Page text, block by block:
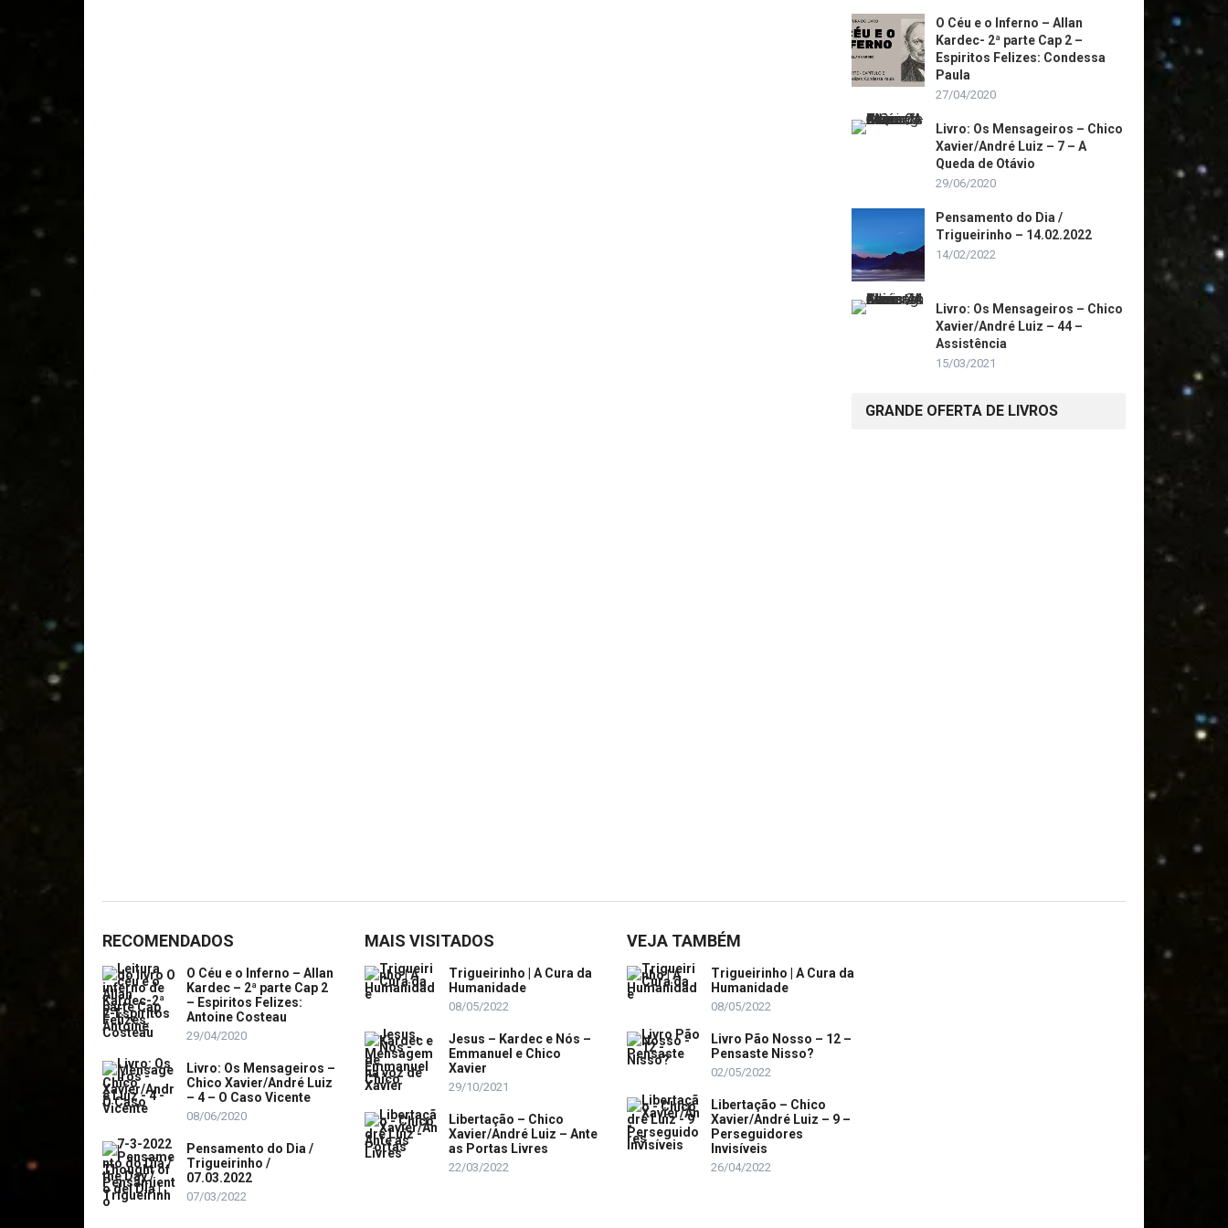
O Céu e o Inferno – Allan
Kardec- 2ª parte Cap 2 –
Espiritos Felizes: Condessa
Paula
27/04/2020
Livro: Os Mensageiros – Chico
Xavier/André Luiz – 7 – A
Queda de Otávio
29/06/2020
Pensamento do Dia /
Trigueirinho – 14.02.2022
14/02/2022
Livro: Os Mensageiros – Chico
Xavier/André Luiz – 44 –
Assistência
15/03/2021
GRANDE OFERTA DE LIVROS
RECOMENDADOS
O Céu e o Inferno – Allan
Kardec – 2ª parte Cap 2
– Espiritos Felizes:
Antoine Costeau
29/04/2020
Livro: Os Mensageiros –
Chico Xavier/André Luiz
– 4 – O Caso Vicente
08/06/2020
Pensamento do Dia /
Trigueirinho /
07.03.2022
07/03/2022
MAIS VISITADOS
Trigueirinho | A Cura da
Humanidade
08/05/2022
Jesus – Kardec e Nós –
Emmanuel e Chico
Xavier
29/10/2021
Libertação – Chico
Xavier/André Luiz – Ante
as Portas Livres
22/03/2022
VEJA TAMBÉM
Trigueirinho | A Cura da
Humanidade
08/05/2022
Livro Pão Nosso – 12 –
Pensaste Nisso?
02/05/2022
Libertação – Chico
Xavier/André Luiz – 9 –
Perseguidores
Invisíveis
26/04/2022